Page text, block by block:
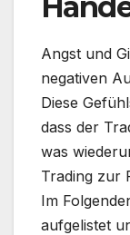
Angst und
negativen
Diese
dass der
was
Trading zur
Im
aufgelistet